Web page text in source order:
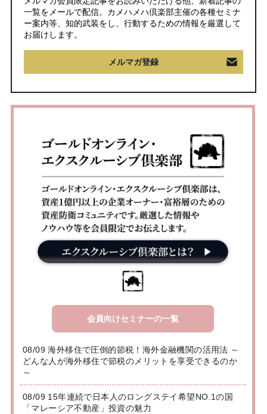
一覧をメールで配信。カメハメハ倶楽部主催の各種セミナ
ー案内等、知的武装をし、行動するための情報を厳選して
お届けします。
メルマガ登録
会員向けセミナーの一覧
08/09 海外移住で圧倒的節税！海外金融機関の活用法 ～
どんな人が海外移住で節税のメリットを享受できるのか
～
08/09 15年連続で日本人のロングステイ希望NO.1の国
「マレーシア不動産」投資の魅力